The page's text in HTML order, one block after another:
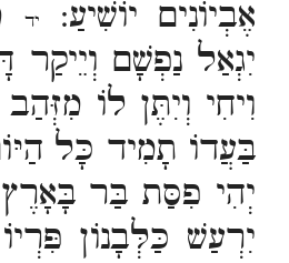
אֶבְיוֹנִים יוֹשִׁיעַ:
יד
יִגְאַל נַפְשָׁם וְיֵיקַר
וִיחִי וְיִתֶּן לוֹ
בַּעֲדוֹ תָמִיד כָּל
יְהִי פִסַּת בַּר
יִרְעַשׁ כַּלְּבָנוֹן